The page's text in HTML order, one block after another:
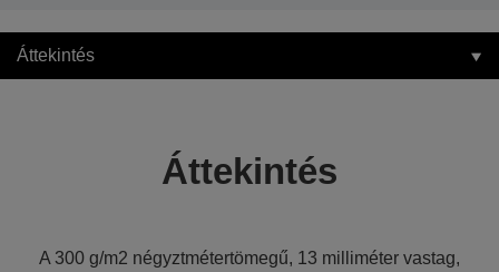
Áttekintés
Áttekintés
A 300 g/m2 négyztmétertömegű, 13 milliméter vastag,